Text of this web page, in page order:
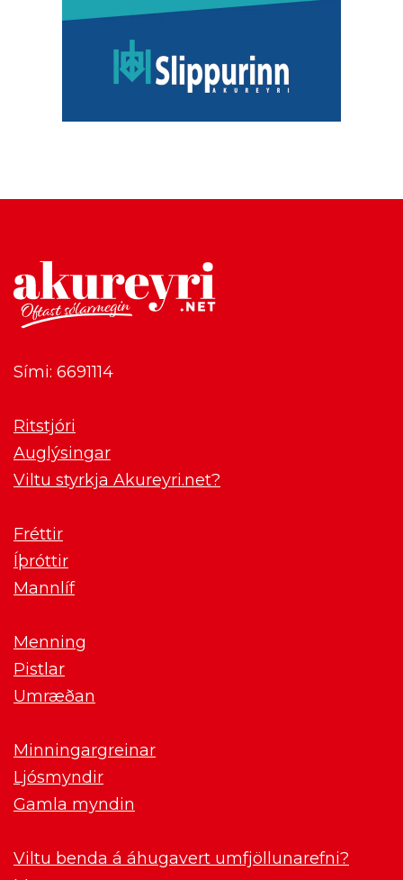
Sími: 6691114
Ritstjóri
Auglýsingar
Viltu styrkja Akureyri.net?
Fréttir
Íþróttir
Mannlíf
Menning
Pistlar
Umræðan
Minningargreinar
Ljósmyndir
Gamla myndin
Viltu benda á áhugavert umfjöllunarefni?